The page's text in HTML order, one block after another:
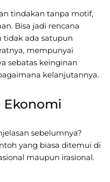
tindakan tanpa motif,
Bisa jadi rencana
ada satupun
mempunyai
sebatas keinginan
kelanjutannya.
Ekonomi
sebelumnya?
yang biasa ditemui di
maupun irasional.